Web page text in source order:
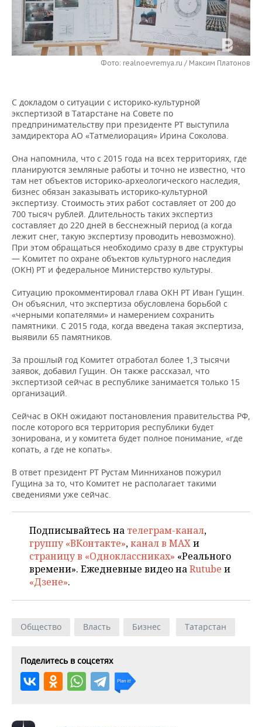
НЕФТЕХИМИЯ
НЕФТЬ
ОПК
РОЗНИЧНАЯ ТОРГОВЛЯ
ТРАНСПОРТ
НОВОСТИ ТЕХНОЛОГИЙ
IT
ТЕЛЕКОММУНИКАЦИИ
МЕРОПРИЯТИЯ
НОВОСТИ МЕРОПРИЯТИЙ
БИЗНЕС-БРАНЧИ
ONLINE-КОНФЕРЕНЦИИ
ОТКРЫТАЯ ЛЕКЦИЯ
СПОРТ
ФУТБОЛ
ХОККЕЙ
БАСКЕТБОЛ
ВОЛЕЙБОЛ
КИБЕРСПОРТ
ФИГУРНОЕ КАТАНИЕ
ВОДНЫЕ ВИДЫ СПОРТА
ХОККЕЙ С МЯЧОМ
НОВОСТИ ОБЩЕСТВА
ВЛАСТЬ
ИНФРАСТРУКТУРА
ИСТОРИЯ
КУЛЬТУРА
МЕДИЦИНА
ОБРАЗОВАНИЕ
ПРОИСШЕСТВИЯ
ФОТОГАЛЕРЕЯ
СЮЖЕТЫ
СПРАВОЧНИК
СПИСОК ПЕРСОН
СПИСОК КОМПАНИЙ
ПОЛНАЯ ВЕРСИЯ
Фото: realnoevremya.ru / Максим Платонов
С докладом о ситуации с историко-культурной
экспертизой в Татарстане на Совете по
предпринимательству при президенте РТ выступила
замдиректора АО «Татмелиорация» Ирина Соколова.
Она напомнила, что с 2015 года на всех территориях, где
планируются земляные работы и точно не известно, что
там нет объектов историко-археологического наследия,
бизнес обязан заказывать историко-культурной
экспертизу. Стоимость этих работ составляет от 200 до
700 тысяч рублей. Длительность таких экспертиз
составляет до 220 дней в бесснежный период (а когда
лежит снег, такую экспертизу проводить невозможно).
При этом обращаться необходимо сразу в две структуры
— Комитет по охране объектов культурного наследия
(ОКН) РТ и федеральное Министерство культуры.
Ситуацию прокомментировал глава ОКН РТ Иван Гущин.
Он объяснил, что экспертиза обусловлена борьбой с
«черными копателями» и намерением сохранить
памятники. С 2015 года, когда введена такая экспертиза,
выявили 65 памятников.
За прошлый год Комитет отработал более 1,3 тысячи
заявок, добавил Гущин. Он также рассказал, что
экспертизой сейчас в республике занимается только 15
организаций.
Сейчас в ОКН ожидают постановления правительства РФ,
после которого вся территория республики будет
зонирована, и у комитета будет полное понимание, «где
копать, а где не копать».
В ответ президент РТ Рустам Минниханов пожурил
Гущина за то, что Комитет не располагает такими
сведениями уже сейчас.
Подписывайтесь на телеграм-канал,
группу «ВКонтакте»,канал в MAXи
страницу в «Одноклассниках» «Реального
времени». Ежедневные видео наRutube и
«Дзене».
Общество Власть Бизнес Татарстан
Поделитесь в соцсетях